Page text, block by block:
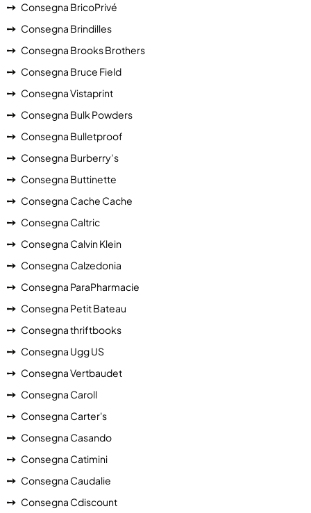
Consegna BricoPrivé
Consegna Brindilles
Consegna Brooks Brothers
Consegna Bruce Field
Consegna Vistaprint
Consegna Bulk Powders
Consegna Bulletproof
Consegna Burberry’s
Consegna Buttinette
Consegna Cache Cache
Consegna Caltric
Consegna Calvin Klein
Consegna Calzedonia
Consegna ParaPharmacie
Consegna Petit Bateau
Consegna thriftbooks
Consegna Ugg US
Consegna Vertbaudet
Consegna Caroll
Consegna Carter's
Consegna Casando
Consegna Catimini
Consegna Caudalie
Consegna Cdiscount